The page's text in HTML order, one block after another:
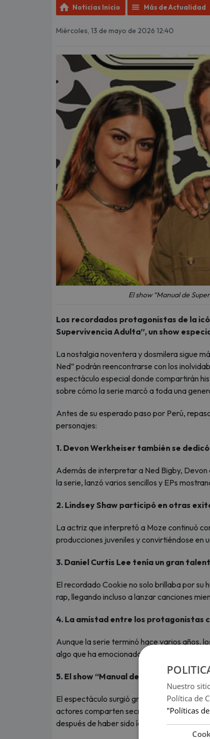
Noticias Inicio Más de Actualidad
Miércoles, 13 de mayo de 2026 12:40
El show “Manual de
Los recordados protagonistas de la
Supervivencia Adulta”, un show
La nostalgia noventera y dosmilera sigue
Ned” podrán reencontrarse con los
espectáculo especial donde compartirán
sobre cómo la serie marcó a toda una
Antes de su esperado paso por Perú,
personajes:
1. Devon Werkheiser también se
Además de interpretar a Ned Bigby,
la serie, lanzó varios sencillos y EPs
2. Lindsey Shaw participó en otras
La actriz que interpretó a Moze continuó
producciones juveniles y convirtiéndose en
3. Daniel Curtis Lee tenía un gran
El recordado Cookie no solo brillaba por su
rap, llegando incluso a lanzar canciones
4. La amistad entre los protagonistas
Aunque la serie terminó hace varios años,
algo que ha emocionado a los fans en
5. El show “Manual de Supervivencia
El espectáculo surgió gracias al enorme
actores comparten secretos del programa,
después de haber sido íconos juveniles.
Nuestro
Política de
"Políticas